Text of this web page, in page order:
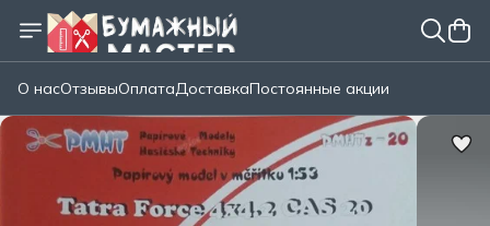
О насОтзывыОплатаДоставкаПостоянные акции